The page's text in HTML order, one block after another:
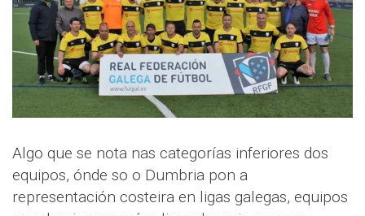
Algo que se nota nas categorías inferiores dos
equipos, ónde so o Dumbria pon a
representación costeira en ligas galegas, equipos